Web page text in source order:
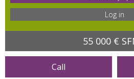
Log in
55 000 €
Call